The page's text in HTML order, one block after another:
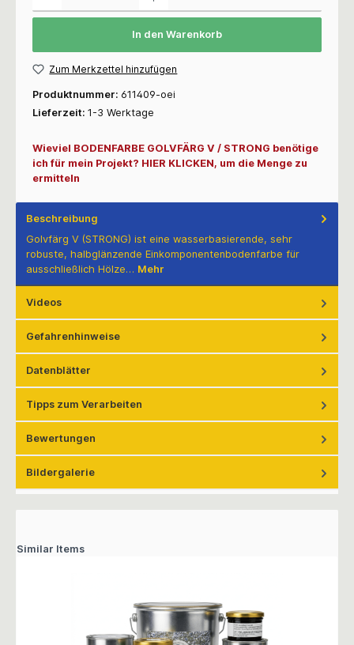
In den Warenkorb
Zum Merkzettel hinzufügen
Produktnummer: 611409-oei
Lieferzeit: 1-3 Werktage
Wieviel BODENFARBE GOLVFÄRG V / STRONG benötige
ich für mein Projekt? HIER KLICKEN, um die Menge zu
ermitteln
Beschreibung
Golvfärg V (STRONG) ist eine wasserbasierende, sehr
robuste, halbglänzende Einkomponentenbodenfarbe für
ausschließlich Hölze… Mehr
Videos
Gefahrenhinweise
Datenblätter
Tipps zum Verarbeiten
Bewertungen
Bildergalerie
Similar Items